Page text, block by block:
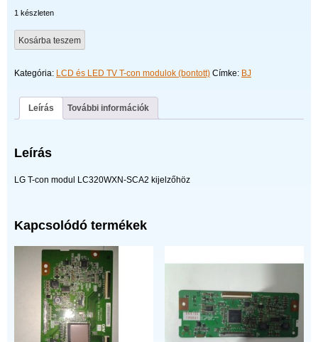
1 készleten
6870-
0313C
Kosárba teszem
Kategória: LCD és LED TV T-con modulok (bontott) Címke: BJ
Leírás További információk
Leírás
LG T-con modul LC320WXN-SCA2 kijelzőhöz
Kapcsolódó termékek